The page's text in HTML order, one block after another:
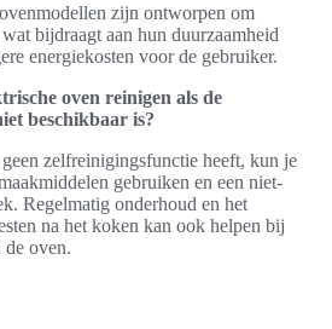
zijn ontworpen om
bijdraagt aan hun duurzaamheid
energiekosten voor de gebruiker.
oven reinigen als de
beschikbaar is?
zelfreinigingsfunctie heeft, kun je
gebruiken en een niet-
Regelmatig onderhoud en het
na het koken kan ook helpen bij
de oven.